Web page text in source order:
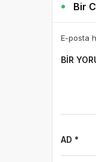
Bir
E-posta
BIR
AD *